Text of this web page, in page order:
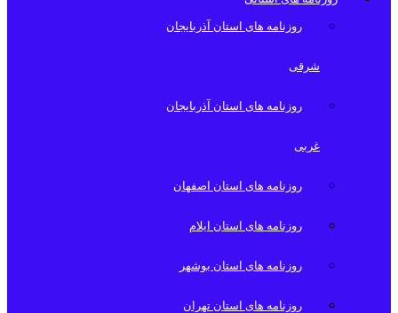
روزنامه های استان آذربایجان
شرقی
روزنامه های استان آذربایجان
غربی
روزنامه های استان اصفهان
روزنامه های استان ایلام
روزنامه های استان بوشهر
روزنامه های استان تهران